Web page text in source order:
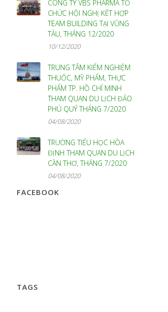
CÔNG TY VBS PHARMA TỔ
CHỨC HỘI NGHỊ KẾT HỢP
TEAM BUILDING TẠI VŨNG
TÀU, THÁNG 12/2020
10/12/2020
TRUNG TÂM KIỂM NGHIỆM
THUỐC, MỸ PHẨM, THỰC
PHẨM TP. HỒ CHÍ MINH
THAM QUAN DU LỊCH ĐẢO
PHÚ QUÝ THÁNG 7/2020
04/08/2020
TRƯỜNG TIỂU HỌC HÒA
ĐỊNH THAM QUAN DU LỊCH
CẦN THƠ, THÁNG 7/2020
04/08/2020
FACEBOOK
TAGS